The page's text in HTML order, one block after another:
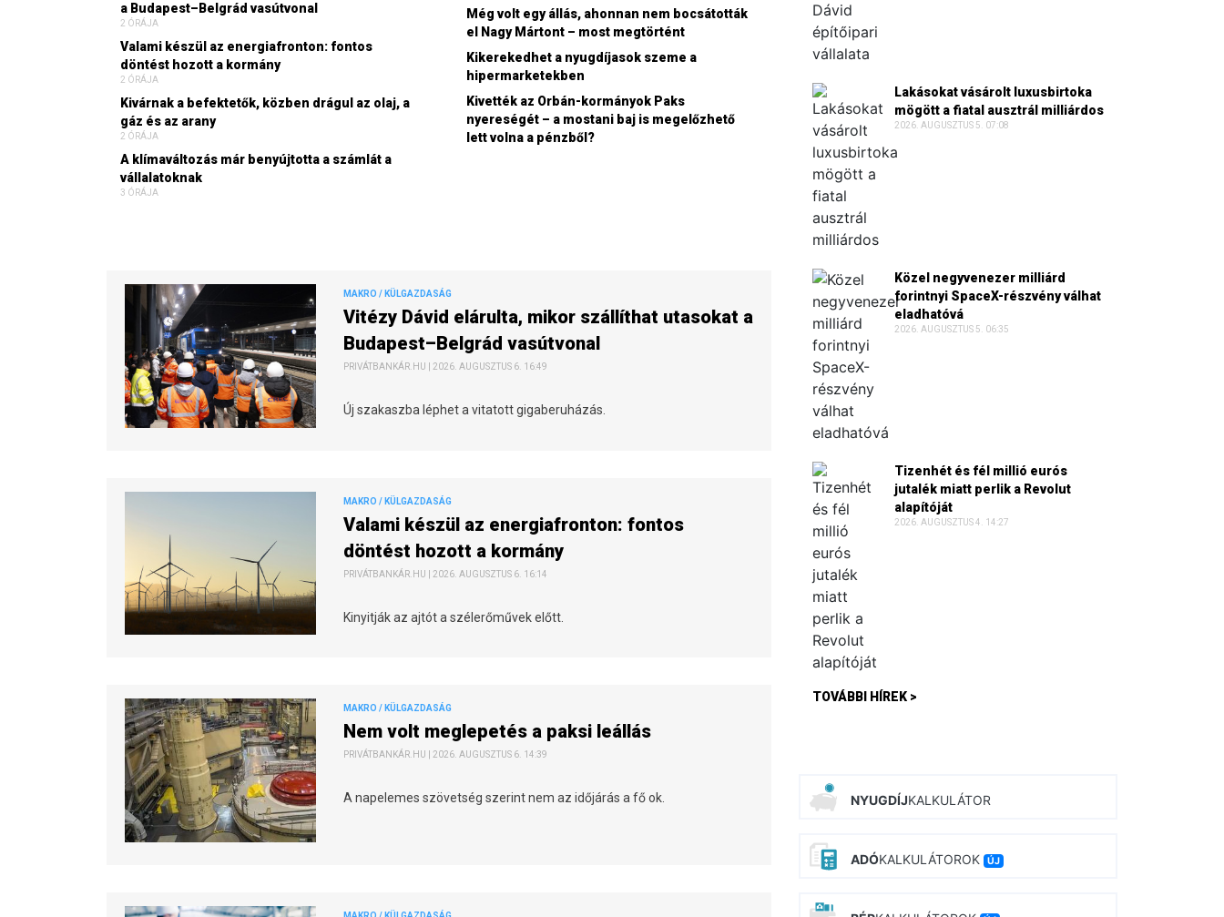
a Budapest–Belgrád vasútvonal
2 ÓRÁJA
Valami készül az energiafronton: fontos
döntést hozott a kormány
2 ÓRÁJA
Kivárnak a befektetők, közben drágul az olaj, a
gáz és az arany
2 ÓRÁJA
A klímaváltozás már benyújtotta a számlát a
vállalatoknak
3 ÓRÁJA
Még volt egy állás, ahonnan nem bocsátották
el Nagy Mártont – most megtörtént
Kikerekedhet a nyugdíjasok szeme a
hipermarketekben
Kivették az Orbán-kormányok Paks
nyereségét – a mostani baj is megelőzhető
lett volna a pénzből?
MAKRO / KÜLGAZDASÁG
Vitézy Dávid elárulta, mikor szállíthat utasokat a
Budapest–Belgrád vasútvonal
PRIVÁTBANKÁR.HU | 2026. AUGUSZTUS 6. 16:49
Új szakaszba léphet a vitatott gigaberuházás.
MAKRO / KÜLGAZDASÁG
Valami készül az energiafronton: fontos
döntést hozott a kormány
PRIVÁTBANKÁR.HU | 2026. AUGUSZTUS 6. 16:14
Kinyitják az ajtót a szélerőművek előtt.
MAKRO / KÜLGAZDASÁG
Nem volt meglepetés a paksi leállás
PRIVÁTBANKÁR.HU | 2026. AUGUSZTUS 6. 14:39
A napelemes szövetség szerint nem az időjárás a fő ok.
Lakásokat vásárolt luxusbirtoka
mögött a fiatal ausztrál milliárdos
2026. AUGUSZTUS 5. 07:08
Közel negyvenezer milliárd
forintnyi SpaceX-részvény válhat
eladhatóvá
2026. AUGUSZTUS 5. 06:35
Tizenhét és fél millió eurós
jutalék miatt perlik a Revolut
alapítóját
2026. AUGUSZTUS 4. 14:27
TOVÁBBI HÍREK >
NYUGDÍJKALKULÁTOR
ADÓKALKULÁTOROK ÚJ